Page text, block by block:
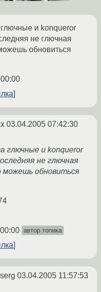
и konqueror
не глючная
обновиться
03.04.2005 07:42:30
глючные и konqueror
не глючная
можешь обновиться
автор топика
03.04.2005 11:57:53